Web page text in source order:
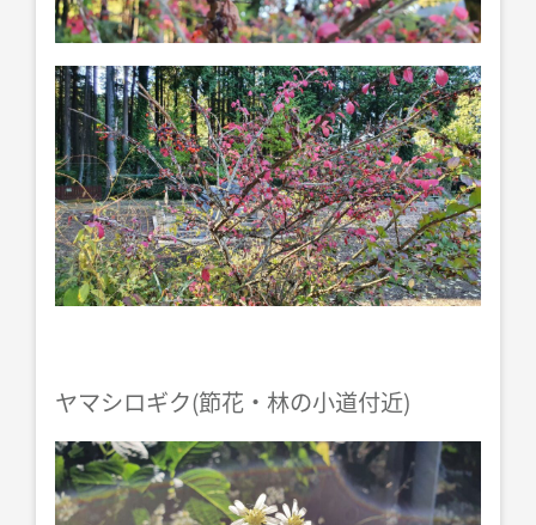
ヤマシロギク(節花・林の小道付近)